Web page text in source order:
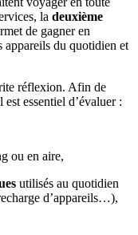
la deuxième
de gagner en
appareils du quotidien et
réflexion. Afin de
est essentiel d’évaluer :
ou en aire,
utilisés au quotidien
d’appareils…),